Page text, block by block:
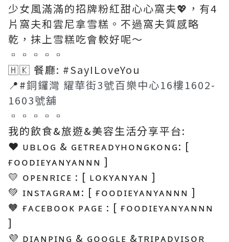
少女風滿滿的招牌粉紅甜心心窩夫💖，有4
片窩夫和雲尼拿雪糕。不過窩夫質感略
乾，抹上雪糕吃會較好呢～
▫▫▫▫▫
🇭🇰 餐廳: #SayILoveYou
📍#銅鑼灣 耀華街3號百樂中心16樓1602-
1603號舖
▫▫▫▫▫
我的飲食&旅遊&美容生活分享平台:
❤️ ᴜʙʟᴏɢ & ɢᴇᴛʀᴇᴀᴅʏʜᴏɴɢᴋᴏɴɢ: [
ғᴏᴏᴅɪᴇʏᴀɴʏᴀɴɴɴ ]
💛 ᴏᴘᴇɴʀɪᴄᴇ : [ ʟᴏᴋʏᴀɴʏᴀɴ ]
💚 ɪɴsᴛᴀɢʀᴀᴍ: [ ғᴏᴏᴅɪᴇʏᴀɴʏᴀɴɴɴ ]
🧡 ғᴀᴄᴇʙᴏᴏᴋ ᴘᴀɢᴇ : [ ғᴏᴏᴅɪᴇʏᴀɴʏᴀɴɴɴ
]
💜 ᴅɪᴀɴᴘɪɴɢ & ɢᴏᴏɢʟᴇ &ᴛʀɪᴘᴀᴅᴠɪsᴏʀ